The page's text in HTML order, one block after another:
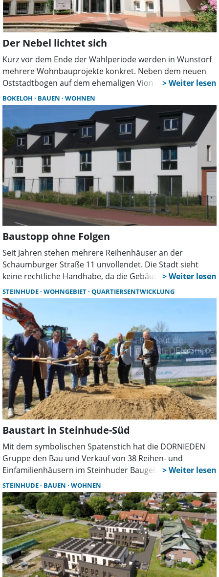
Der Nebel lichtet sich
Kurz vor dem Ende der Wahlperiode werden in Wunstorf
mehrere Wohnbauprojekte konkret. Neben dem neuen
Oststadtbogen auf dem ehemaligen Vion-Gelände
bestätigt die Stadt nun auch Planungen für ein weiteres
Baugebiet in Blumenau. Dort könnten mindestens 250
Wohnungen entstehen.
BOKELOH BAUEN WOHNEN
Baustopp ohne Folgen
Seit Jahren stehen mehrere Reihenhäuser an der
Schaumburger Straße 11 unvollendet. Die Stadt sieht
keine rechtliche Handhabe, da die Gebäude
verkehrssicher sind und die Baugenehmigung weiter gilt.
In Bokeloh wächst dennoch der Unmut über das
veränderte Dorfbild.
STEINHUDE WOHNGEBIET QUARTIERSENTWICKLUNG
Baustart in Steinhude-Süd
Mit dem symbolischen Spatenstich hat die DORNIEDEN
Gruppe den Bau und Verkauf von 38 Reihen- und
Einfamilienhäusern im Steinhuder Baugebiet „Viertel
vorm Meer“ begonnen. Das Projekt setzt auf nachhaltige
Energie, E-Mobilität und bezahlbares Wohnen.
STEINHUDE BAUEN WOHNEN